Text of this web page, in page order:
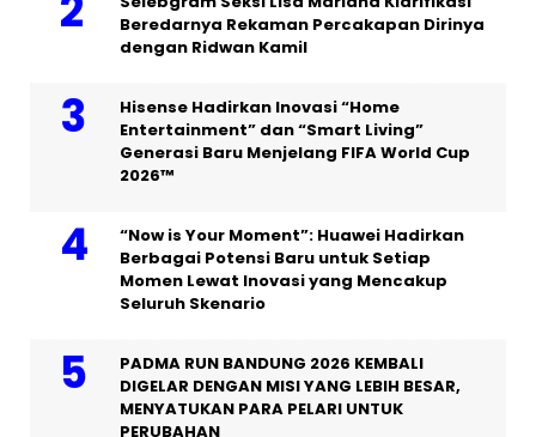
Beredarnya Rekaman Percakapan Dirinya
dengan Ridwan Kamil
Hisense Hadirkan Inovasi “Home
Entertainment” dan “Smart Living”
Generasi Baru Menjelang FIFA World Cup
2026™
“Now is Your Moment”: Huawei Hadirkan
Berbagai Potensi Baru untuk Setiap
Momen Lewat Inovasi yang Mencakup
Seluruh Skenario
PADMA RUN BANDUNG 2026 KEMBALI
DIGELAR DENGAN MISI YANG LEBIH BESAR,
MENYATUKAN PARA PELARI UNTUK
PERUBAHAN